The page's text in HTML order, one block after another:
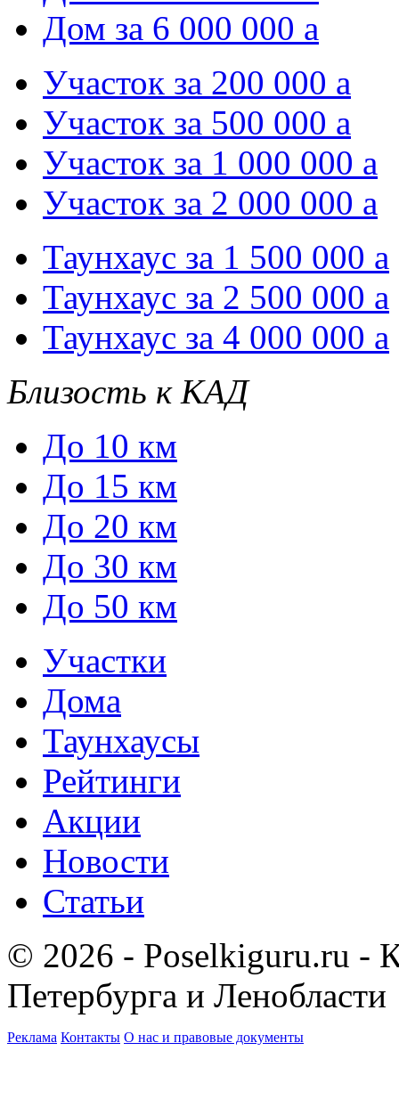
Дом за 6 000 000 a
Участок за 200 000 a
Участок за 500 000 a
Участок за 1 000 000 a
Участок за 2 000 000 a
Таунхаус за 1 500 000 a
Таунхаус за 2 500 000 a
Таунхаус за 4 000 000 a
Близость к КАД
До 10 км
До 15 км
До 20 км
До 30 км
До 50 км
Участки
Дома
Таунхаусы
Рейтинги
Акции
Новости
Статьи
© 2026 - Poselkiguru.ru -
Петербурга и Ленобласти
Реклама Контакты О нас и правовые документы